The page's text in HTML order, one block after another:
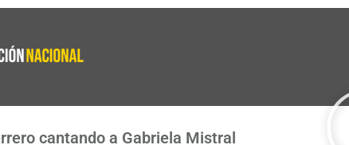
cantando a Gabriela Mistral